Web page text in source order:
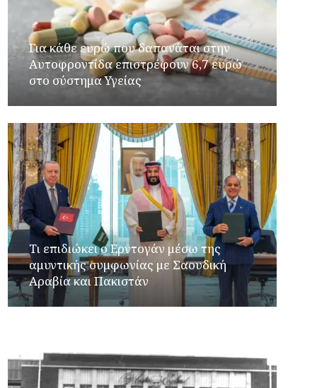
Για κάθε ευρώ που δαπανάται στην
Aυτοφροντίδα επιστρέφουν 6,7 ευρώ
στο σύστημα Υγείας
Τι επιδιώκει ο Ερντογάν μέσω της
αμυντικής συμφωνίας με Σαουδική
Αραβία και Πακιστάν